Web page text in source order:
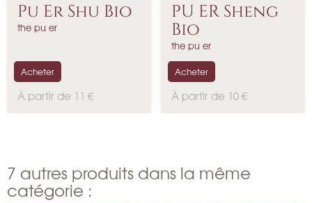
Pu Er Shu Bio
the pu er
P
À partir de 11 €
Acheter
PU ER Sheng
Bio
the pu er
P
À partir de 10 €
Acheter
7 autres produits dans la même
catégorie :